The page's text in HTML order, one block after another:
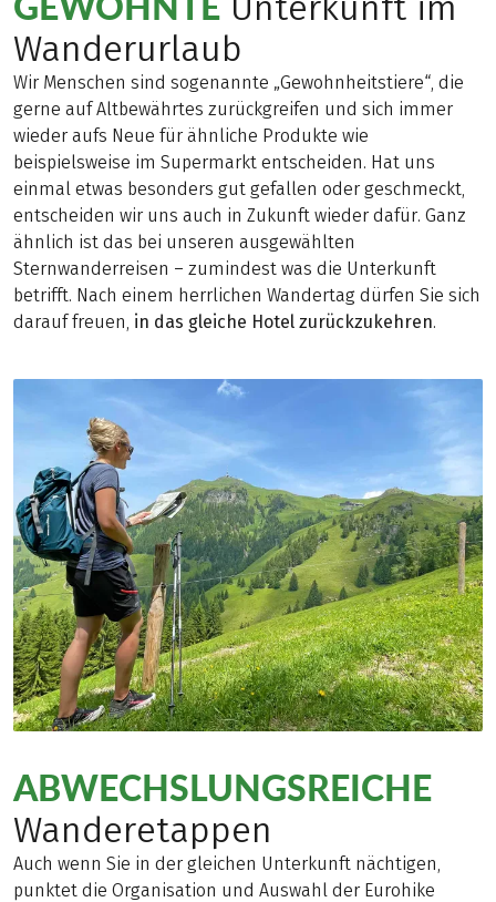
Wanderurlaub
Wir Menschen sind sogenannte „Gewohnheitstiere“, die
gerne auf Altbewährtes zurückgreifen und sich immer
wieder aufs Neue für ähnliche Produkte wie
beispielsweise im Supermarkt entscheiden. Hat uns
einmal etwas besonders gut gefallen oder geschmeckt,
entscheiden wir uns auch in Zukunft wieder dafür. Ganz
ähnlich ist das bei unseren ausgewählten
Sternwanderreisen – zumindest was die Unterkunft
betrifft. Nach einem herrlichen Wandertag dürfen Sie sich
darauf freuen, in das gleiche Hotel zurückzukehren.
ABWECHSLUNGSREICHE
Wanderetappen
Auch wenn Sie in der gleichen Unterkunft nächtigen,
punktet die Organisation und Auswahl der Eurohike